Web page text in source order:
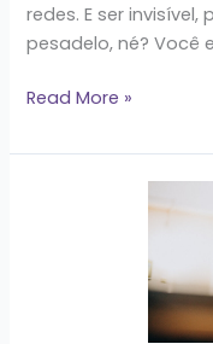
redes. E ser
pesadelo, né? Você
Read More »